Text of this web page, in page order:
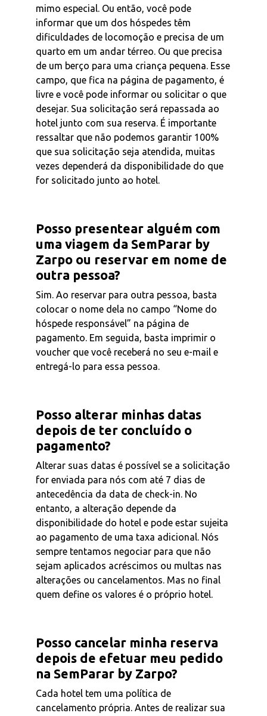
mimo especial. Ou então, você pode
informar que um dos hóspedes têm
dificuldades de locomoção e precisa de um
quarto em um andar térreo. Ou que precisa
de um berço para uma criança pequena. Esse
campo, que fica na página de pagamento, é
livre e você pode informar ou solicitar o que
desejar. Sua solicitação será repassada ao
hotel junto com sua reserva. É importante
ressaltar que não podemos garantir 100%
que sua solicitação seja atendida, muitas
vezes dependerá da disponibilidade do que
for solicitado junto ao hotel.
Posso presentear alguém com
uma viagem da SemParar by
Zarpo ou reservar em nome de
outra pessoa?
Sim. Ao reservar para outra pessoa, basta
colocar o nome dela no campo “Nome do
hóspede responsável” na página de
pagamento. Em seguida, basta imprimir o
voucher que você receberá no seu e-mail e
entregá-lo para essa pessoa.
Posso alterar minhas datas
depois de ter concluído o
pagamento?
Alterar suas datas é possível se a solicitação
for enviada para nós com até 7 dias de
antecedência da data de check-in. No
entanto, a alteração depende da
disponibilidade do hotel e pode estar sujeita
ao pagamento de uma taxa adicional. Nós
sempre tentamos negociar para que não
sejam aplicados acréscimos ou multas nas
alterações ou cancelamentos. Mas no final
quem define os valores é o próprio hotel.
Posso cancelar minha reserva
depois de efetuar meu pedido
na SemParar by Zarpo?
Cada hotel tem uma política de
cancelamento própria. Antes de realizar sua